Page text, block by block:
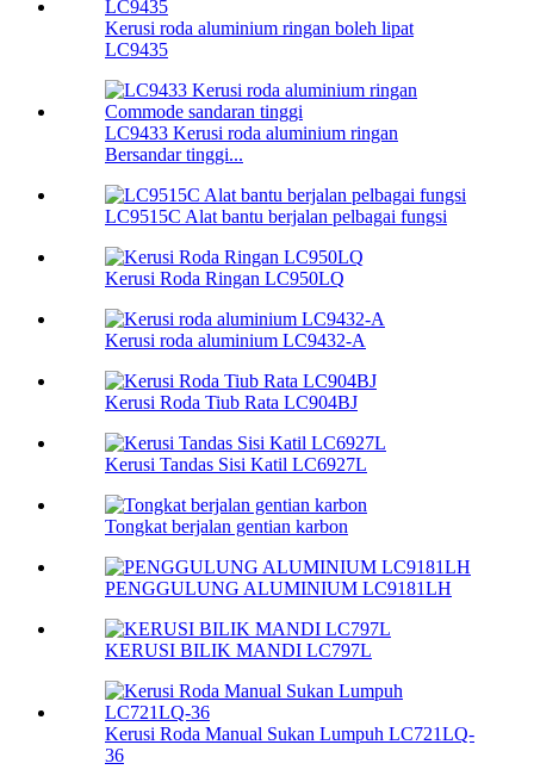
Kerusi roda aluminium ringan boleh lipat
LC9435
LC9433 Kerusi roda aluminium ringan
Bersandar tinggi...
LC9515C Alat bantu berjalan pelbagai fungsi
Kerusi Roda Ringan LC950LQ
Kerusi roda aluminium LC9432-A
Kerusi Roda Tiub Rata LC904BJ
Kerusi Tandas Sisi Katil LC6927L
Tongkat berjalan gentian karbon
PENGGULUNG ALUMINIUM LC9181LH
KERUSI BILIK MANDI LC797L
Kerusi Roda Manual Sukan Lumpuh LC721LQ-
36